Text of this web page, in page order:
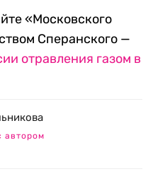
«Московского
Сперанского —
отравления газом в
автором